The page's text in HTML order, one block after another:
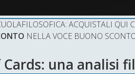
ACQUISTALI
NELLA VOCE BUONO
Cards: una analisi